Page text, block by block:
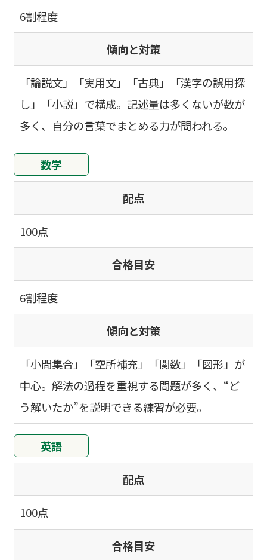
6割程度
傾向と対策
「論説文」「実用文」「古典」「漢字の誤用探
し」「小説」で構成。記述量は多くないが数が
多く、自分の言葉でまとめる力が問われる。
数学
配点
100点
合格目安
6割程度
傾向と対策
「小問集合」「空所補充」「関数」「図形」が
中心。解法の過程を重視する問題が多く、“ど
う解いたか”を説明できる練習が必要。
英語
配点
100点
合格目安